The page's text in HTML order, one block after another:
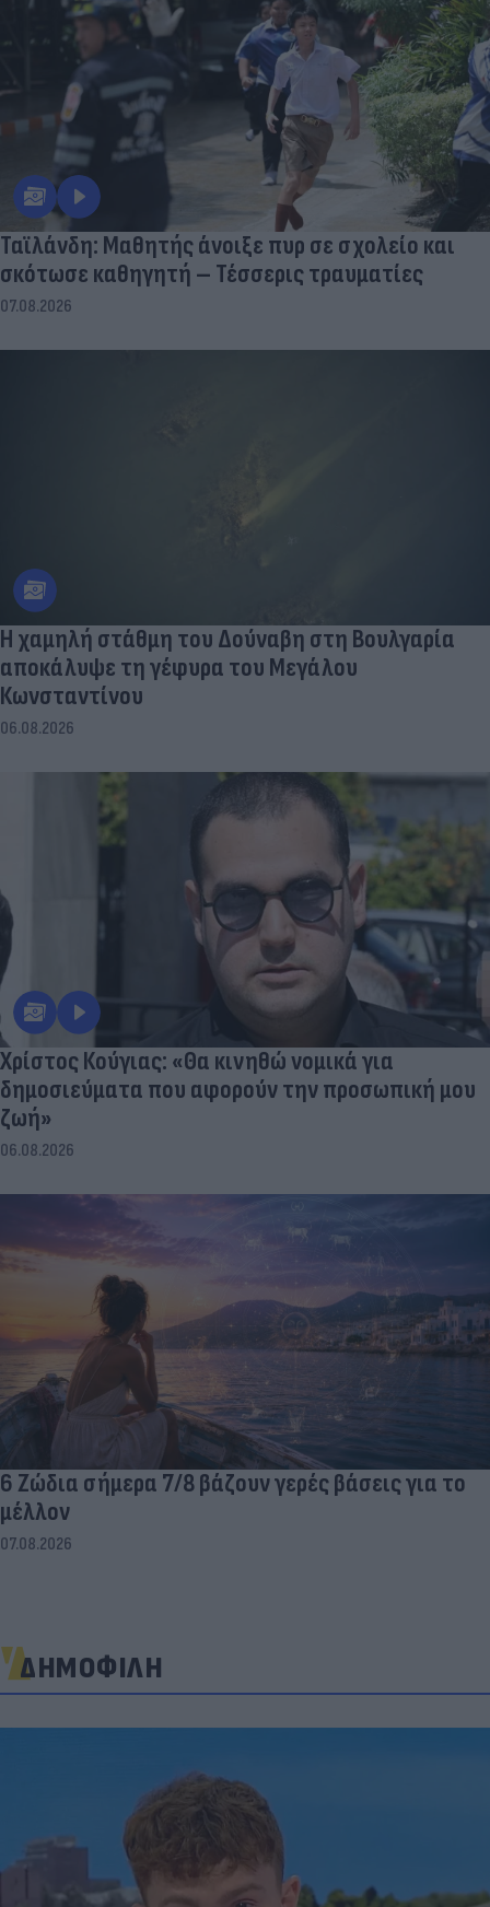
Ταϊλάνδη: Μαθητής άνοιξε πυρ σε σχολείο και
σκότωσε καθηγητή – Τέσσερις τραυματίες
07.08.2026
Η χαμηλή στάθμη του Δούναβη στη Βουλγαρία
αποκάλυψε τη γέφυρα του Μεγάλου
Κωνσταντίνου
06.08.2026
Χρίστος Κούγιας: «Θα κινηθώ νομικά για
δημοσιεύματα που αφορούν την προσωπική μου
ζωή»
06.08.2026
6 Ζώδια σήμερα 7/8 βάζουν γερές βάσεις για το
μέλλον
07.08.2026
ΔΗΜΟΦΙΛΗ